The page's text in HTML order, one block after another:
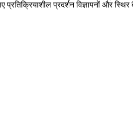
प्रदर्शन विज्ञापनों और